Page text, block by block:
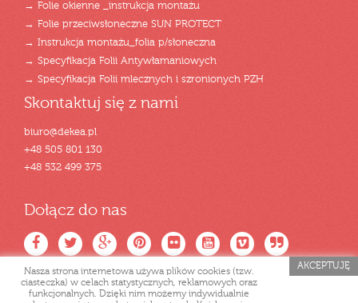
→ Folie okienne _instrukcja montażu
→ Folie przeciwsłoneczne SUN PROTECT
→ Instrukcja montażu_folia p/słoneczna
→ Specyfikacja Folii Antywłamaniowych
→ Specyfikacja Folii mlecznych i szronionych PZH
Skontaktuj się z nami
biuro@dekea.pl
+48 505 801 130
+48 532 499 375
Dołącz do nas
Nasza strona internetowa używa plików cookies (tzw.
ciasteczka) w celach statystycznych, reklamowych oraz
funkcjonalnych. Dzięki nim możemy indywidualnie
AKCEPTUJĘ